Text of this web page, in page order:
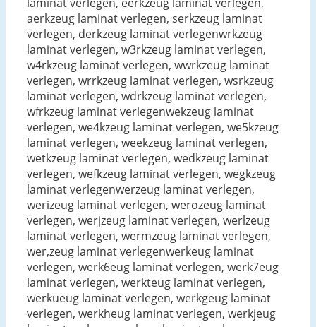
aerkzeug laminat verlegen, serkzeug laminat
verlegen, derkzeug laminat verlegenwrkzeug
laminat verlegen, w3rkzeug laminat verlegen,
w4rkzeug laminat verlegen, wwrkzeug laminat
verlegen, wrrkzeug laminat verlegen, wsrkzeug
laminat verlegen, wdrkzeug laminat verlegen,
wfrkzeug laminat verlegenwekzeug laminat
verlegen, we4kzeug laminat verlegen, we5kzeug
laminat verlegen, weekzeug laminat verlegen,
wetkzeug laminat verlegen, wedkzeug laminat
verlegen, wefkzeug laminat verlegen, wegkzeug
laminat verlegenwerzeug laminat verlegen,
werizeug laminat verlegen, werozeug laminat
verlegen, werjzeug laminat verlegen, werlzeug
laminat verlegen, wermzeug laminat verlegen,
wer,zeug laminat verlegenwerkeug laminat
verlegen, werk6eug laminat verlegen, werk7eug
laminat verlegen, werkteug laminat verlegen,
werkueug laminat verlegen, werkgeug laminat
verlegen, werkheug laminat verlegen, werkjeug